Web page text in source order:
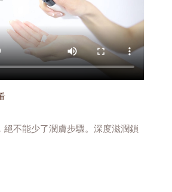
絕不能少了潤膚步驟。深度滋潤鎖